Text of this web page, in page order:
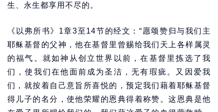
生、永生都享用不尽的。
《以弗所书》1章3至14节的经文：“愿颂赞归与我们主
耶稣基督的父神，他在基督里曾赐给我们天上各样属灵
的福气。就如神从创立世界以前，在基督里拣选了我
们，使我们在他面前成为圣洁，无有瑕疵。又因爱我
们，就按着自己意旨所喜悦的，预定我们藉着耶稣基督
得儿子的名分，使他荣耀的恩典得着称赞。这恩典是他